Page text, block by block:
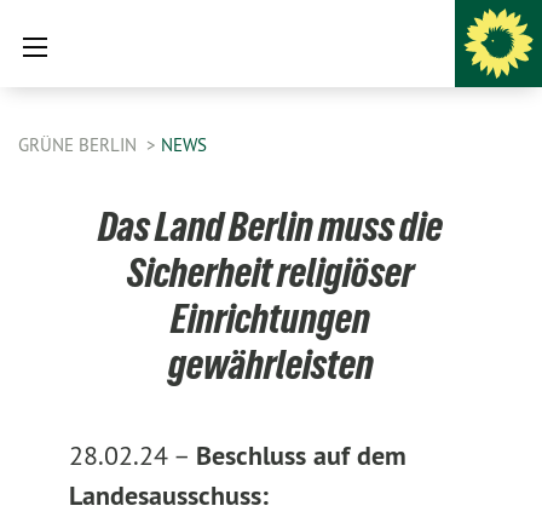
GRÜNE BERLIN NEWS
Das Land Berlin muss die
Sicherheit religiöser
Einrichtungen
gewährleisten
28.02.24 – Beschluss auf dem
Landesausschuss: